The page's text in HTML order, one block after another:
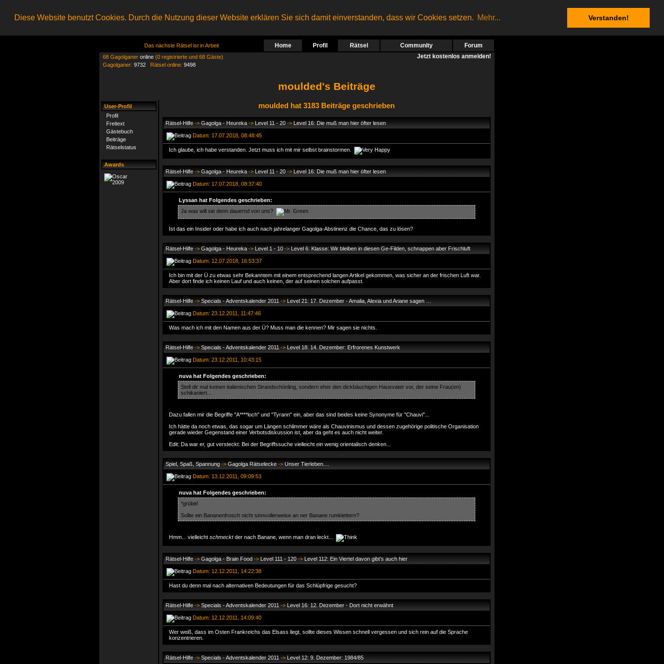
Diese Website benutzt Cookies. Durch die Nutzung dieser Website erklären Sie sich damit einverstanden, dass wir Cookies setzen. Mehr... Verstanden!
Das nächste Rätsel ist in Arbeit Home Profil Rätsel Community Forum
68 Gagolganer online (0 registrierte und 68 Gäste)
Gagolganer: 9732 Rätsel online: 9498
Jetzt kostenlos anmelden!
moulded's Beiträge
User-Profil
Profil
Freitext
Gästebuch
Beiträge
Rätselstatus
Awards
moulded hat 3183 Beiträge geschrieben
Rätsel-Hilfe -> Gagolga - Heureka -> Level 11 - 20 -> Level 16: Die muß man hier öfter lesen
Datum: 17.07.2018, 08:48:45
Ich glaube, ich habe verstanden. Jetzt muss ich mit mir selbst brainstormen.
Rätsel-Hilfe -> Gagolga - Heureka -> Level 11 - 20 -> Level 16: Die muß man hier öfter lesen
Datum: 17.07.2018, 08:37:40
Lyssan hat Folgendes geschrieben:
Ja was will sie denn dauernd von uns?
Ist das ein Insider oder habe ich auch nach jahrelanger Gagolga-Abstinenz die Chance, das zu lösen?
Rätsel-Hilfe -> Gagolga - Heureka -> Level 1 - 10 -> Level 6: Klasse: Wir bleiben in diesen Ge-Filden, schnappen aber Frischluft
Datum: 12.07.2018, 16:53:37
Ich bin mit der Ü zu etwas sehr Bekanntem mit einem entsprechend langen Artikel gekommen, was sicher an der frischen Luft war.
Aber dort finde ich keinen Lauf und auch keinen, der auf seinen solchen aufpasst.
Rätsel-Hilfe -> Specials - Adventskalender 2011 -> Level 21: 17. Dezember - Amalia, Alexia und Ariane sagen …
Datum: 23.12.2011, 11:47:46
Was mach ich mit den Namen aus der Ü? Muss man die kennen? Mir sagen sie nichts.
Rätsel-Hilfe -> Specials - Adventskalender 2011 -> Level 18: 14. Dezember: Erfrorenes Kunstwerk
Datum: 23.12.2011, 10:43:15
nuva hat Folgendes geschrieben:
Stell dir mal keinen italienischen Strandschönling, sondern eher den dickbäuchigen Hausvater vor, der seine Frau(en)
schikaniert...
Dazu fallen mir die Begriffe "A****loch" und "Tyrann" ein, aber das sind beides keine Synonyme für "Chauvi"...
Ich hätte da noch etwas, das sogar um Längen schlimmer wäre als Chauvinismus und dessen zugehörige politische Organisation
gerade wieder Gegenstand einer Verbotsdiskussion ist, aber da geht es auch nicht weiter.
Edit: Da war er, gut versteckt. Bei der Begriffssuche vielleicht ein wenig orientalisch denken...
Spiel, Spaß, Spannung -> Gagolga Rätselecke -> Unser Tierleben....
Datum: 13.12.2011, 09:09:53
nuva hat Folgendes geschrieben:
*grübel
Sollte ein Bananenfrosch nicht sinnvollerweise an ner Banane rumklettern?
Hmm... vielleicht schmecktder nach Banane, wenn man dran leckt...
Rätsel-Hilfe -> Gagolga - Brain Food -> Level 111 - 120 -> Level 112: Ein Viertel davon gibt’s auch hier
Datum: 12.12.2011, 14:22:38
Hast du denn mal nach alternativen Bedeutungen für das Schlüpfrige gesucht?
Rätsel-Hilfe -> Specials - Adventskalender 2011 -> Level 16: 12. Dezember - Dort nicht erwähnt
Datum: 12.12.2011, 14:09:40
Wer weiß, dass im Osten Frankreichs das Elsass liegt, sollte dieses Wissen schnell vergessen und sich rein auf die Sprache
konzentrieren.
Rätsel-Hilfe -> Specials - Adventskalender 2011 -> Level 12: 9. Dezember: 1984/85